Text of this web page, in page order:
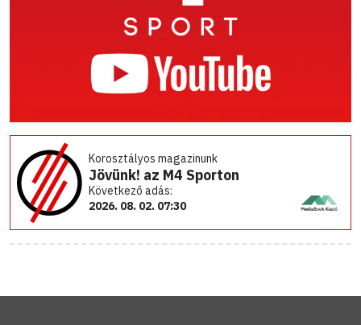
Korosztályos magazinunk
Jövünk! az M4 Sporton
Következő adás:
2026. 08. 02. 07:30